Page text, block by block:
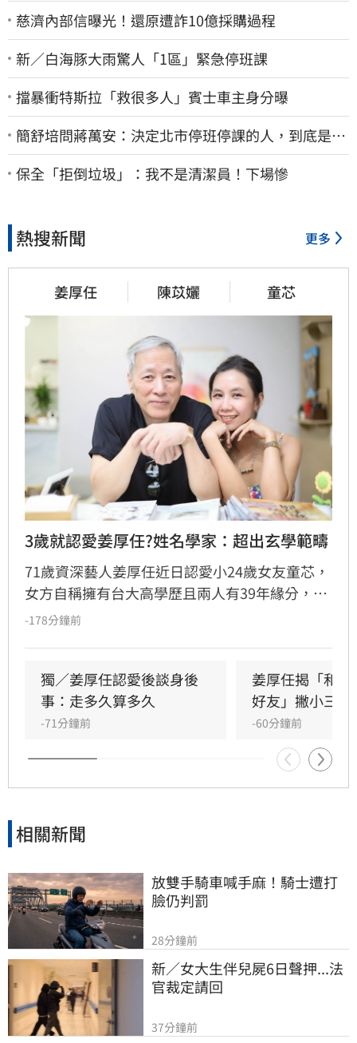
慈濟內部信曝光！還原遭詐10億採購過程
新／白海豚大雨驚人「1區」緊急停班課
擋暴衝特斯拉「救很多人」賓士車主身分曝
簡舒培問蔣萬安：決定北市停班停課的人，到底是台
北市長，還是氣象署？
保全「拒倒垃圾」：我不是清潔員！下場慘
熱搜新聞 更多
姜厚任 陳苡孋 童芯
3歲就認愛姜厚任?姓名學家：超出玄學範疇
71歲資深藝人姜厚任近日認愛小24歲女友童芯，
女方自稱擁有台大高學歷且兩人有39年緣分，引
發熱議。隨後女方過往背景遭網友起底，包括多
恐有違反姓名條例疑慮，且其自稱三歲即認定對
方為老公的說法邏輯矛盾。吳睿穎直言，這段戀
情的人設背景過於離奇，已完全超出玄學範疇，
引發各界對女方真實動機的廣泛討論，這段戀情
也因此成為近期演藝圈備受矚目的焦點話題。
-178分鐘前
獨／姜厚任認愛後談身後
事：走多久算多久
-71分鐘前
姜厚任揭「和
好友」撇小三傳
-60分鐘前
相關新聞
放雙手騎車喊手麻！騎士遭打
臉仍判罰
28分鐘前
新／女大生伴兒屍6日聲押...法
官裁定請回
37分鐘前